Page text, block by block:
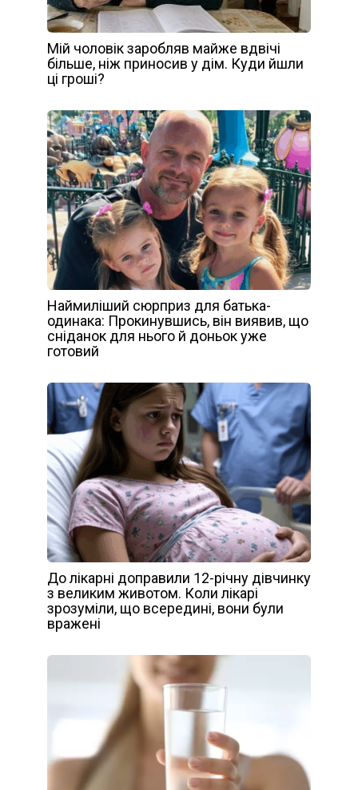
Мій чоловік заробляв майже вдвічі
більше, ніж приносив у дім. Куди йшли
ці гроші?
Наймиліший сюрприз для батька-
одинака: Прокинувшись, він виявив, що
сніданок для нього й доньок уже
готовий
До лікарні доправили 12-річну дівчинку
з великим животом. Коли лікарі
зрозуміли, що всередині, вони були
вражені